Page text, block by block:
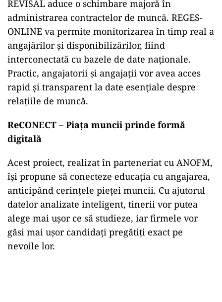
REVISAL aduce o schimbare majoră în
administrarea contractelor de muncă. REGES-
ONLINE va permite monitorizarea în timp real a
angajărilor și disponibilizărilor, fiind
interconectată cu bazele de date naționale.
Practic, angajatorii și angajații vor avea acces
rapid și transparent la date esențiale despre
relațiile de muncă.
ReCONECT – Piața muncii prinde formă
digitală
Acest proiect, realizat în parteneriat cu ANOFM,
își propune să conecteze educația cu angajarea,
anticipând cerințele pieței muncii. Cu ajutorul
datelor analizate inteligent, tinerii vor putea
alege mai ușor ce să studieze, iar firmele vor
găsi mai ușor candidați pregătiți exact pe
nevoile lor.